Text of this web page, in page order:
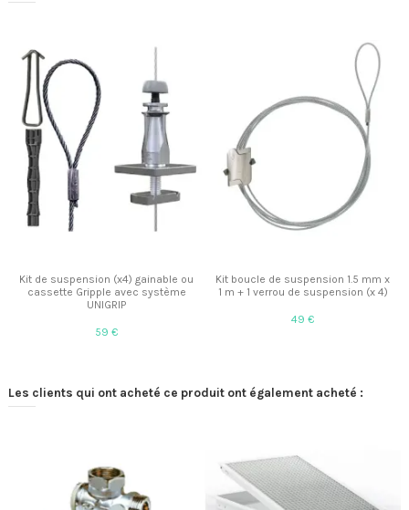
Kit de suspension (x4) gainable ou
cassette Gripple avec système
UNIGRIP
59 €
Kit boucle de suspension 1.5 mm x
1 m + 1 verrou de suspension (x 4)
49 €
Les clients qui ont acheté ce produit ont également acheté :